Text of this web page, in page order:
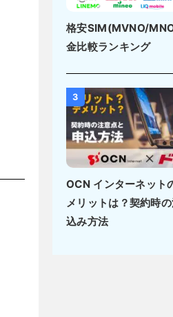
格安SIM(MVNO/
金比較ランキング
3
OCN インターネット
メリットは？契約時
込み方法